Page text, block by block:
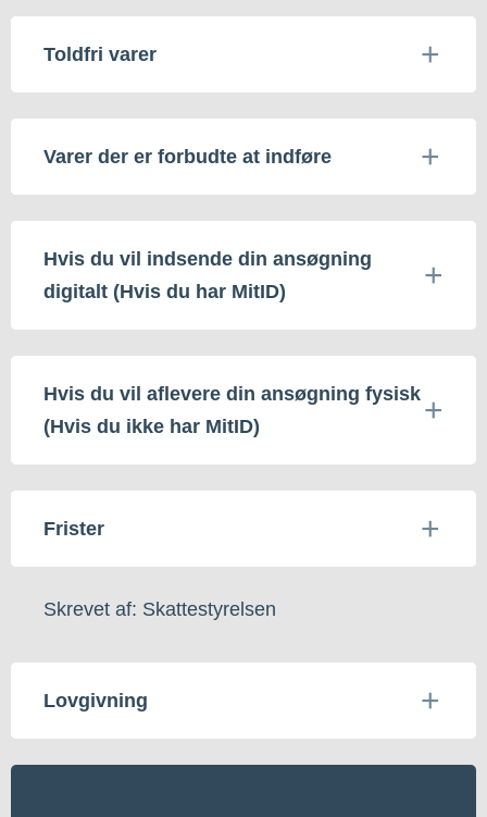
Toldfri varer
Varer der er forbudte at indføre
Hvis du vil indsende din ansøgning
digitalt (Hvis du har MitID)
Hvis du vil aflevere din ansøgning fysisk
(Hvis du ikke har MitID)
Frister
Skrevet af: Skattestyrelsen
Lovgivning